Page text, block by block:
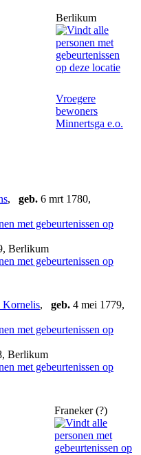
Berlikum
Vroegere
bewoners
Minnertsga e.o.
, geb. 6 mrt 1780,
Berlikum
Kornelis, geb. 4 mei 1779,
Berlikum
Franeker (?)